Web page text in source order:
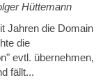
Hüttemann
Jahren die Domain
die
evtl. übernehmen,
fällt...